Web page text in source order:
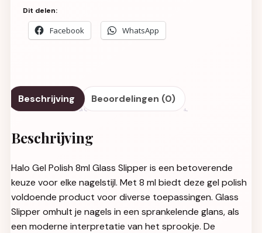
Dit delen:
Facebook WhatsApp
Beschrijving Beoordelingen (0)
Beschrijving
Halo Gel Polish 8ml Glass Slipper is een betoverende
keuze voor elke nagelstijl. Met 8 ml biedt deze gel polish
voldoende product voor diverse toepassingen. Glass
Slipper omhult je nagels in een sprankelende glans, als
een moderne interpretatie van het sprookje. De